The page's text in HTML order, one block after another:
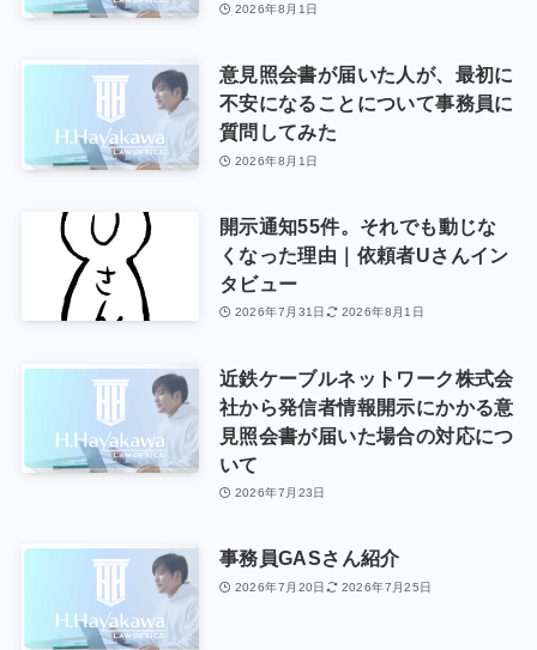
2026年8月1日
意見照会書が届いた人が、最初に
不安になることについて事務員に
質問してみた
2026年8月1日
開示通知55件。それでも動じな
くなった理由｜依頼者Uさんイン
タビュー
2026年7月31日 2026年8月1日
近鉄ケーブルネットワーク株式会
社から発信者情報開示にかかる意
見照会書が届いた場合の対応につ
いて
2026年7月23日
事務員GASさん紹介
2026年7月20日 2026年7月25日